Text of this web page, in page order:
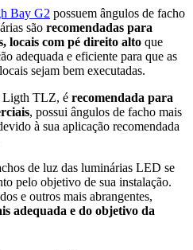
Bay G2 possuem ângulos de facho
são recomendadas para
locais com pé direito alto que
adequada e eficiente para que as
sejam bem executadas.
Ligth TLZ, é recomendada para
, possui ângulos de facho mais
à sua aplicação recomendada
de luz das luminárias LED se
pelo objetivo de sua instalação.
e outros mais abrangentes,
adequada e do objetivo da